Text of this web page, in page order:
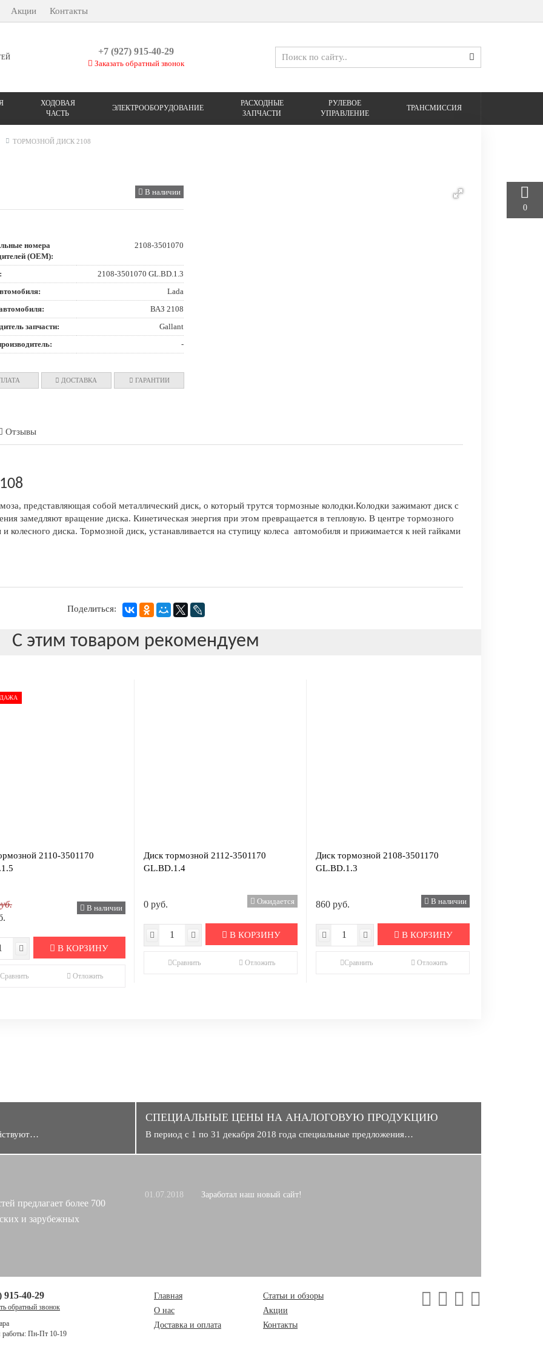
Акции Контакты
+7 (927) 915-40-29
Заказать обратный звонок
ХОДОВАЯ
ЧАСТЬ
ЭЛЕКТРООБОРУДОВАНИЕ
РАСХОДНЫЕ
ЗАПЧАСТИ
РУЛЕВОЕ
УПРАВЛЕНИЕ
ТРАНСМИССИЯ
ТОРМОЗНОЙ ДИСК 2108
В наличии
номера
(OEM):
2108-3501070
2108-3501070 GL.BD.1.3
Lada
ВАЗ 2108
запчасти:
Gallant
-
ДОСТАВКА ГАРАНТИИ
Отзывы
представляющая собой металлический диск, о который трутся тормозные колодки.Колодки зажимают диск с
замедляют вращение диска. Кинетическая энергия при этом превращается в тепловую. В центре тормозного
колесного диска. Тормозной диск, устанавливается на ступицу колеса автомобиля и прижимается к ней гайками
Поделиться:
С этим товаром рекомендуем
2110-3501170
В наличии
В КОРЗИНУ
Сравнить Отложить
Диск тормозной 2112-3501170
GL.BD.1.4
0 руб. Ожидается
В КОРЗИНУ
Сравнить Отложить
Диск тормозной 2108-3501170
GL.BD.1.3
860 руб. В наличии
В КОРЗИНУ
Сравнить Отложить
CПЕЦИАЛЬНЫЕ ЦЕНЫ НА АНАЛОГОВУЮ ПРОДУКЦИЮ
В период с 1 по 31 декабря 2018 года специальные предложения…
предлагает более 700
и зарубежных
01.07.2018 Заработал наш новый сайт!
915-40-29
обратный звонок
работы: Пн-Пт 10-19
Главная
О нас
Доставка и оплата
Статьи и обзоры
Акции
Контакты
0